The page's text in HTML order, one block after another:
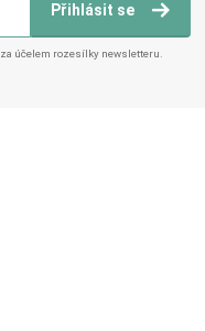
Přihlásit se
za účelem rozesílky newsletteru.